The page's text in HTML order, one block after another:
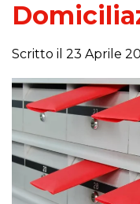
Scritto il 23 Aprile